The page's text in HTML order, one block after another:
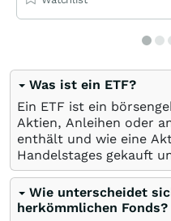
Was ist ein ETF?
Ein ETF ist ein
Aktien, Anleihen oder
enthält und wie eine
Handelstages gekauft
Wie unterscheidet
herkömmlichen Fonds?